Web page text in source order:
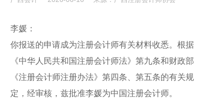
李媛：
你报送的申请成为注册会计师有关材料收悉。根据
《中华人民共和国注册会计师法》第九条和财政部
《注册会计师注册办法》第四条、第五条的有关规
定，经审核，兹批准李媛为中国注册会计师。